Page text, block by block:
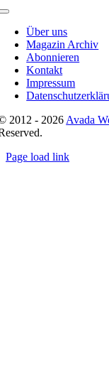
Toggle
NavigationÜber uns
Magazin Archiv
Abonnieren
Kontakt
Impressum
2012 - 2026 Avada
Page load link